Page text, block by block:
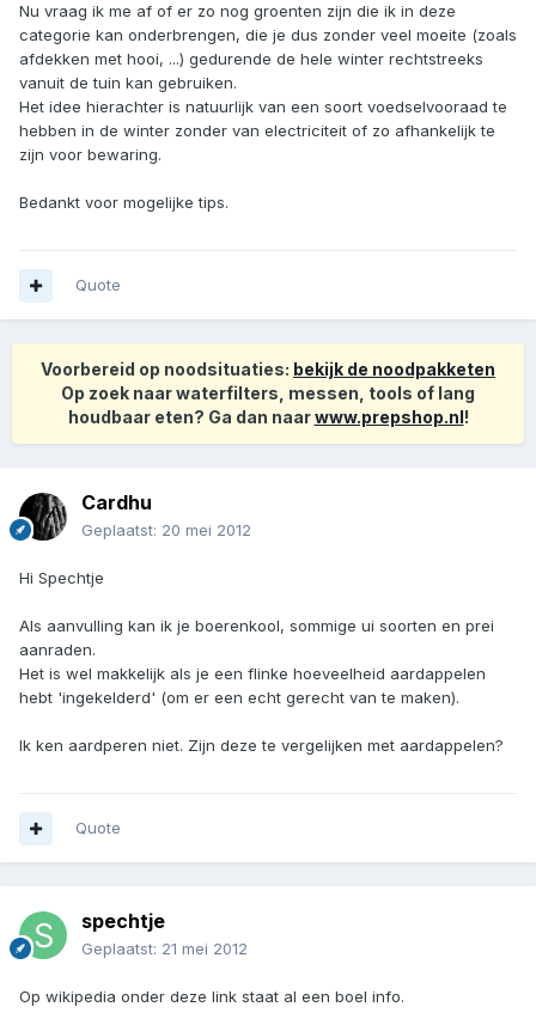
Nu vraag ik me af of er zo nog groenten zijn die ik in deze
categorie kan onderbrengen, die je dus zonder veel moeite (zoals
afdekken met hooi, ...) gedurende de hele winter rechtstreeks
vanuit de tuin kan gebruiken.
Het idee hierachter is natuurlijk van een soort voedselvooraad te
hebben in de winter zonder van electriciteit of zo afhankelijk te
zijn voor bewaring.
Bedankt voor mogelijke tips.
Quote
Voorbereid op noodsituaties: bekijk de noodpakketen
Op zoek naar waterfilters, messen, tools of lang
houdbaar eten? Ga dan naarwww.prepshop.nl!
Cardhu
Geplaatst: 20 mei 2012
Hi Spechtje
Als aanvulling kan ik je boerenkool, sommige ui soorten en prei
aanraden.
Het is wel makkelijk als je een flinke hoeveelheid aardappelen
hebt 'ingekelderd' (om er een echt gerecht van te maken).
Ik ken aardperen niet. Zijn deze te vergelijken met aardappelen?
Quote
spechtje
Geplaatst: 21 mei 2012
Op wikipedia onder deze link staat al een boel info.